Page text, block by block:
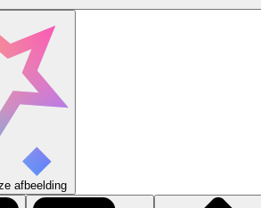
afbeelding